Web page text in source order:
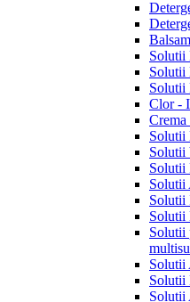
Solutii
Solutii
Solutii
Clor -
Crema
Solutii
Solutii
Solutii
Solutii
Solutii
Solutii
Solutii
Solutii
Solutii
Solutii